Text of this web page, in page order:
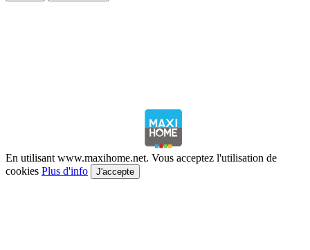
En utilisant www.maxihome.net. Vous acceptez l'utilisation de
cookies Plus d'info J'accepte